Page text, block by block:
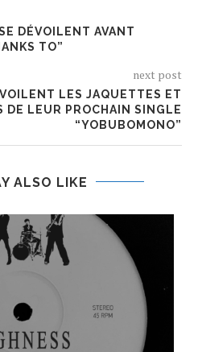
DÉVOILENT AVANT
TO”
next post
LES JAQUETTES ET
DE LEUR PROCHAIN SINGLE
“YOBUBOMONO”
ALSO LIKE